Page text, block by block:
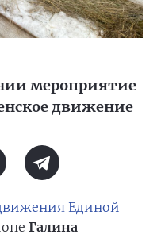
мероприятие
движение
Единой
Галина